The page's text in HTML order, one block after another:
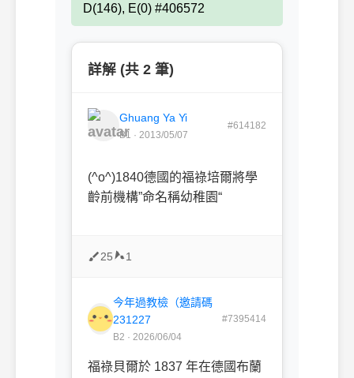
D(146), E(0) #406572
詳解 (共 2 筆)
Ghuang Ya Yi
B1 · 2013/05/07
#614182
(^o^)1840德國的福祿培爾將學
齡前機構”命名稱幼稚園“
25 1
今年過教檢（邀請碼
231227
B2 · 2026/06/04
#7395414
福祿貝爾於 1837 年在德國布蘭